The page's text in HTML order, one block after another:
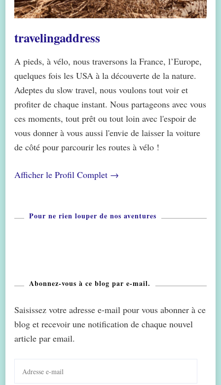
travelingaddress
A pieds, à vélo, nous traversons la France, l’Europe,
quelques fois les USA à la découverte de la nature.
Adeptes du slow travel, nous voulons tout voir et
profiter de chaque instant. Nous partageons avec vous
ces moments, tout prêt ou tout loin avec l'espoir de
vous donner à vous aussi l'envie de laisser la voiture
de côté pour parcourir les routes à vélo !
Afficher le Profil Complet →
Pour ne rien louper de nos aventures
Abonnez-vous à ce blog par e-mail.
Saisissez votre adresse e-mail pour vous abonner à ce
blog et recevoir une notification de chaque nouvel
article par email.